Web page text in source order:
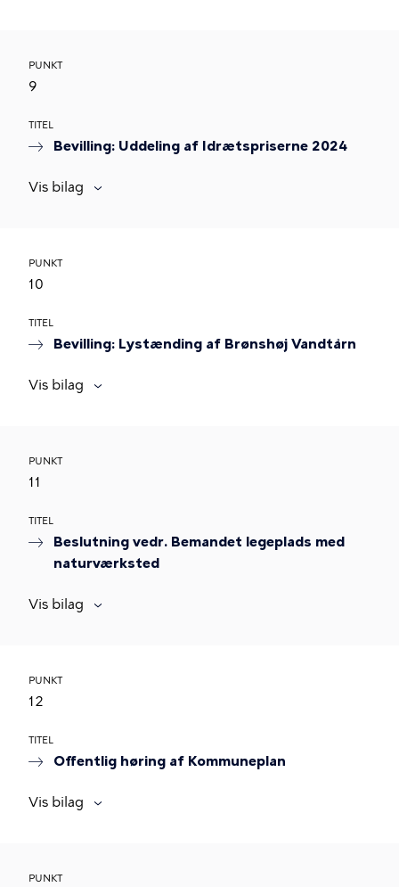
PUNKT
9
TITEL
Bevilling: Uddeling af Idrætspriserne 2024
Vis bilag
PUNKT
10
TITEL
Bevilling: Lystænding af Brønshøj Vandtårn
Vis bilag
PUNKT
11
TITEL
Beslutning vedr. Bemandet legeplads med
naturværksted
Vis bilag
PUNKT
12
TITEL
Offentlig høring af Kommuneplan
Vis bilag
PUNKT